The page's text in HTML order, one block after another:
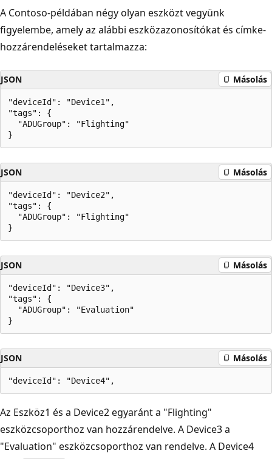
A Contoso-példában négy olyan eszközt vegyünk
figyelembe, amely az alábbi eszközazonosítókat és címke-
hozzárendeléseket tartalmazza:
JSON Másolás
"deviceId": "Device1",
"tags": {
  "ADUGroup": "Flighting"
JSON Másolás
"deviceId": "Device2",
"tags": {
  "ADUGroup": "Flighting"
JSON Másolás
"deviceId": "Device3",
"tags": {
  "ADUGroup": "Evaluation"
JSON Másolás
Az Eszköz1 és a Device2 egyaránt a "Flighting"
eszközcsoporthoz van hozzárendelve. A Device3 a
"Evaluation" eszközcsoporthoz van rendelve. A Device4